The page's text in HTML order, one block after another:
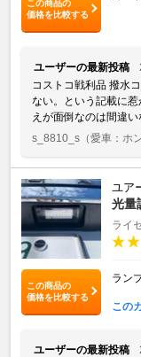
この商品の
価格を比較する
ユーザーの最新投稿
コストコ戦利品 撥水
ない。という記載に
えが面倒なのは間違い
s_8810_s （愛車：ホ
この商品の
価格を比較する
ユア
光量
ライ
ラン
この
ユーザーの最新投稿